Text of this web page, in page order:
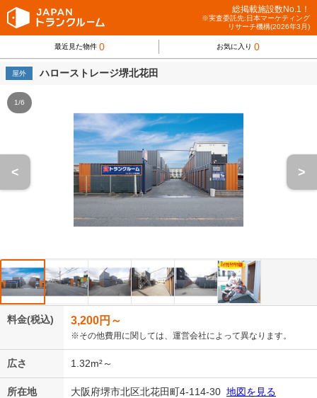
総掲載施設数No.1！
※実査委託先:日本マーケティング
リサーチ機構(2026年3月)
最近見た物件 0 お気に入り 0
屋外 ハローストレージ堺北花田
1/6
< >
料金(税込) 3,200円～
※その他費用に関しては、運営会社によって異なります。
広さ 1.32m²～
所在地 大阪府堺市北区北花田町4-114-30 地図を見る